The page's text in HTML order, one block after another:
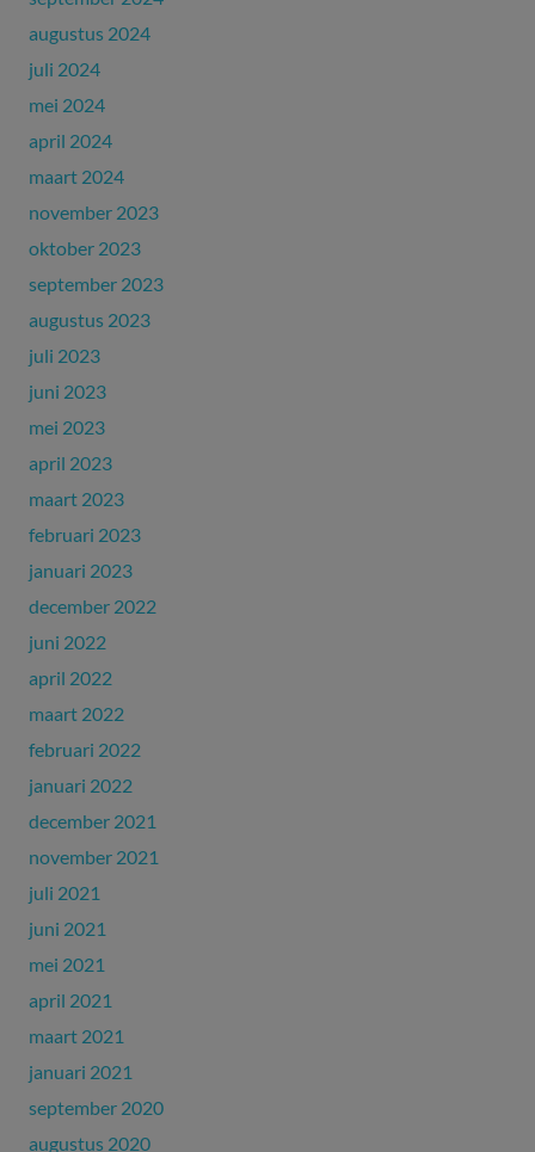
augustus 2024
juli 2024
mei 2024
april 2024
maart 2024
november 2023
oktober 2023
september 2023
augustus 2023
juli 2023
juni 2023
mei 2023
april 2023
maart 2023
februari 2023
januari 2023
december 2022
juni 2022
april 2022
maart 2022
februari 2022
januari 2022
december 2021
november 2021
juli 2021
juni 2021
mei 2021
april 2021
maart 2021
januari 2021
september 2020
augustus 2020